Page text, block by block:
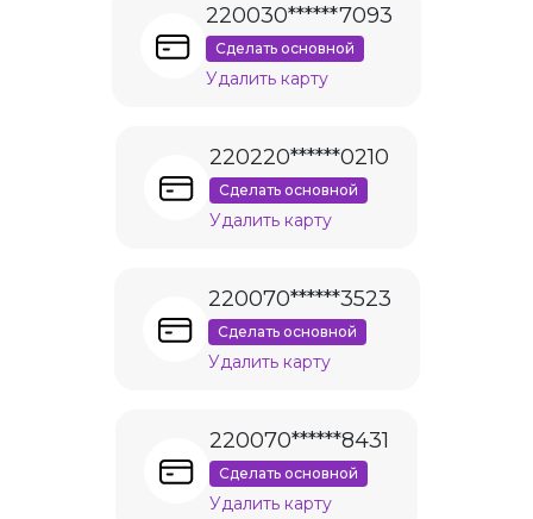
220030******7093
Сделать основной
Удалить карту
220220******0210
Сделать основной
Удалить карту
220070******3523
Сделать основной
Удалить карту
220070******8431
Сделать основной
Удалить карту